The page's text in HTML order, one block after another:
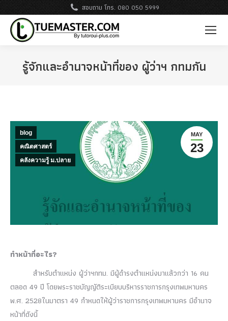
สอบถาม โทร. 080 050 5999
รู้จักและอำนาจหน้าที่ของ ผู้ว่าฯ กทมกัน
MAY
23
blog
คณิตศาสตร์
คลังความรู้ ม.ปลาย
ทำหน้าที่อะไร?
สำหรับตำแหน่ง ผู้ว่าฯกทม. มีผู้ดำรงตำแหน่งมาแล้วกว่า 16 คน
ตลอด 49 ปี โดยพระราชบัญญัติระเบียบบริหารราชการกรุงเทพมหานคร
พ.ศ. 2528ในมาตรา 49 กำหนดให้ผู้ว่าราชการกรุงเทพมหานคร มีอำนาจ
หน้าที่ดังนี้